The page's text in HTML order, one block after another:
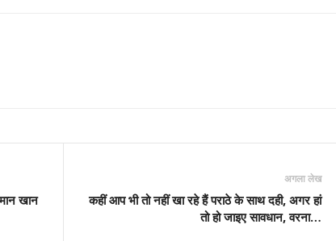
खान
अगला लेख
कहीं आप भी तो नहीं खा रहे हैं पराठे के साथ दही, अगर हां
तो हो जाइए सावधान, वरना…